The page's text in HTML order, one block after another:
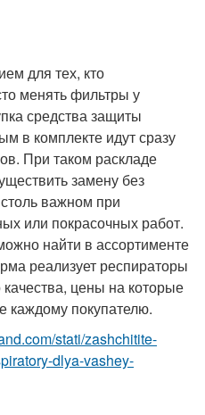
для тех, кто
менять фильтры у
средства защиты
в комплекте идут сразу
При таком раскладе
замену без
важном при
или покрасочных работ.
найти в ассортименте
реализует респираторы
цены на которые
каждому покупателю.
stati/zashchitite-
dlya-vashey-